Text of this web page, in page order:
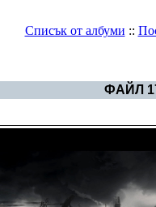
Списък от албуми ::
ФАЙЛ